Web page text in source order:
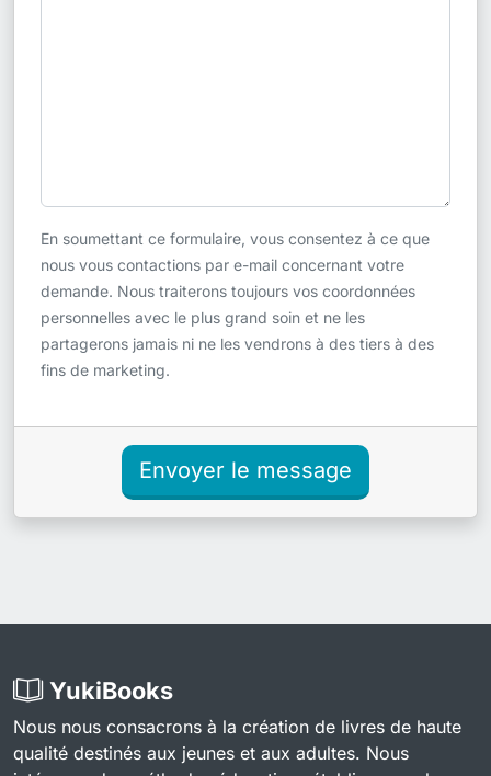
En soumettant ce formulaire, vous consentez à ce que
nous vous contactions par e-mail concernant votre
demande. Nous traiterons toujours vos coordonnées
personnelles avec le plus grand soin et ne les
partagerons jamais ni ne les vendrons à des tiers à des
fins de marketing.
Envoyer le message
YukiBooks
Nous nous consacrons à la création de livres de haute
qualité destinés aux jeunes et aux adultes. Nous